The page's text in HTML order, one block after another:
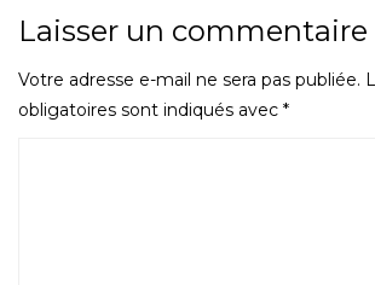
Laisser un commentaire
Votre adresse e-mail ne sera pas publiée.
obligatoires sont indiqués avec *